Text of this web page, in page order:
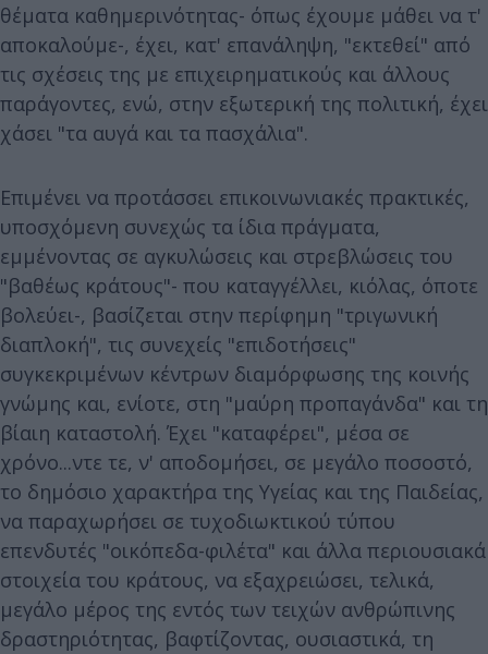
θέματα καθημερινότητας- όπως έχουμε μάθει να τ'
αποκαλούμε-, έχει, κατ' επανάληψη, "εκτεθεί" από
τις σχέσεις της με επιχειρηματικούς και άλλους
παράγοντες, ενώ, στην εξωτερική της πολιτική, έχει
χάσει "τα αυγά και τα πασχάλια".
Επιμένει να προτάσσει επικοινωνιακές πρακτικές,
υποσχόμενη συνεχώς τα ίδια πράγματα,
εμμένοντας σε αγκυλώσεις και στρεβλώσεις του
"βαθέως κράτους"- που καταγγέλλει, κιόλας, όποτε
βολεύει-, βασίζεται στην περίφημη "τριγωνική
διαπλοκή", τις συνεχείς "επιδοτήσεις"
συγκεκριμένων κέντρων διαμόρφωσης της κοινής
γνώμης και, ενίοτε, στη "μαύρη προπαγάνδα" και τη
βίαιη καταστολή. Έχει "καταφέρει", μέσα σε
χρόνο...ντε τε, ν' αποδομήσει, σε μεγάλο ποσοστό,
το δημόσιο χαρακτήρα της Υγείας και της Παιδείας,
να παραχωρήσει σε τυχοδιωκτικού τύπου
επενδυτές "οικόπεδα-φιλέτα" και άλλα περιουσιακά
στοιχεία του κράτους, να εξαχρειώσει, τελικά,
μεγάλο μέρος της εντός των τειχών ανθρώπινης
δραστηριότητας, βαφτίζοντας, ουσιαστικά, τη